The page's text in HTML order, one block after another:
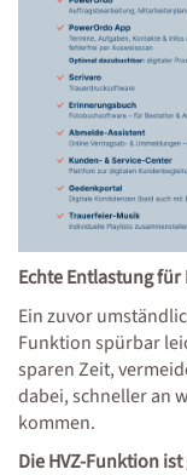
Echte Entlastung
Ein zuvor
Funktion spürbar
sparen Zeit,
dabei, schneller an
kommen.
Die HVZ-Funktion